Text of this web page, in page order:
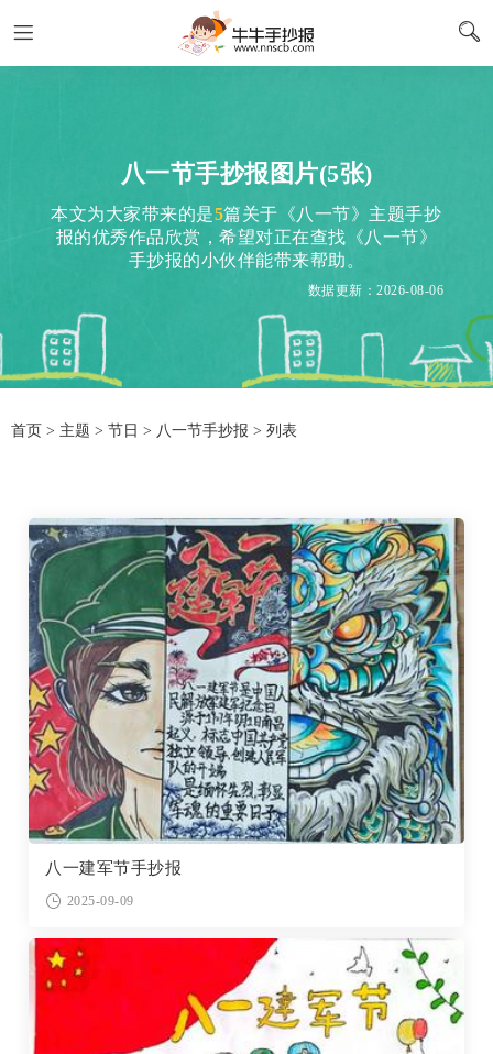
八一节手抄报图片(5张)
本文为大家带来的是5篇关于《八一节》主题手抄
报的优秀作品欣赏，希望对正在查找《八一节》
手抄报的小伙伴能带来帮助。
数据更新：2026-08-06
首页 > 主题 > 节日 > 八一节手抄报 > 列表
八一建军节手抄报
2025-09-09